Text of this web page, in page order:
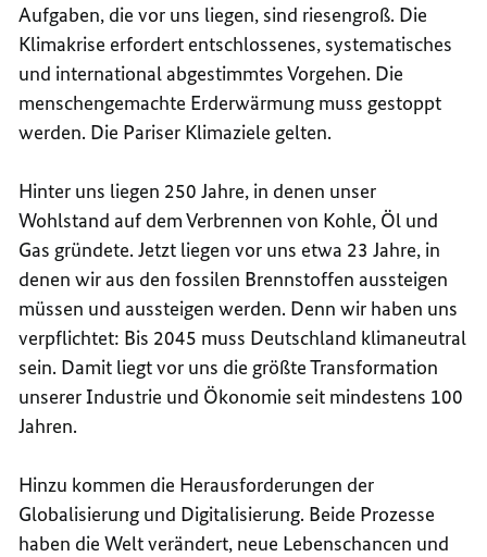
Aufgaben, die vor uns liegen, sind riesengroß. Die
Klimakrise erfordert entschlossenes, systematisches
und international abgestimmtes Vorgehen. Die
menschengemachte Erderwärmung muss gestoppt
werden. Die Pariser Klimaziele gelten.
Hinter uns liegen 250 Jahre, in denen unser
Wohlstand auf dem Verbrennen von Kohle, Öl und
Gas gründete. Jetzt liegen vor uns etwa 23 Jahre, in
denen wir aus den fossilen Brennstoffen aussteigen
müssen und aussteigen werden. Denn wir haben uns
verpflichtet: Bis 2045 muss Deutschland klimaneutral
sein. Damit liegt vor uns die größte Transformation
unserer Industrie und Ökonomie seit mindestens 100
Jahren.
Hinzu kommen die Herausforderungen der
Globalisierung und Digitalisierung. Beide Prozesse
haben die Welt verändert, neue Lebenschancen und